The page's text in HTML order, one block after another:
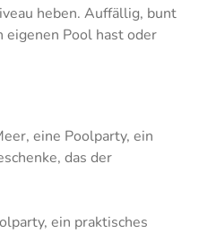
heben. Auffällig, bunt
eigenen Pool hast oder
eine Poolparty, ein
das der
ein praktisches